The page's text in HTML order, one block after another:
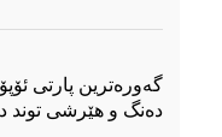
گەورەترین پارتی
دەنگ و هێرشی توند